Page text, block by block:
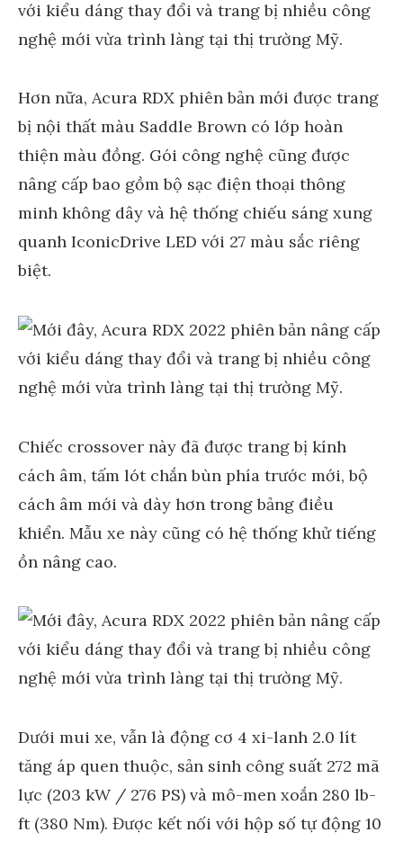
Hơn nữa, Acura RDX phiên bản mới được trang
bị nội thất màu Saddle Brown có lớp hoàn
thiện màu đồng. Gói công nghệ cũng được
nâng cấp bao gồm bộ sạc điện thoại thông
minh không dây và hệ thống chiếu sáng xung
quanh IconicDrive LED với 27 màu sắc riêng
biệt.
Chiếc crossover này đã được trang bị kính
cách âm, tấm lót chắn bùn phía trước mới, bộ
cách âm mới và dày hơn trong bảng điều
khiển. Mẫu xe này cũng có hệ thống khử tiếng
ồn nâng cao.
Dưới mui xe, vẫn là động cơ 4 xi-lanh 2.0 lít
tăng áp quen thuộc, sản sinh công suất 272 mã
lực (203 kW / 276 PS) và mô-men xoắn 280 lb-
ft (380 Nm). Được kết nối với hộp số tự động 10